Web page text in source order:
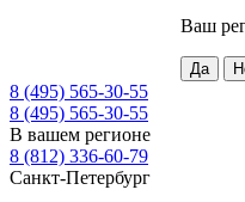
Ваш
8 (495) 565-30-55
8 (495) 565-30-55
В вашем регионе
8 (812) 336-60-79
Санкт-Петербург